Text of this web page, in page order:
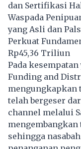
dan Sertifikasi
Waspada
yang Asli dan
Perkuat
Rp45,36 Triliun
Pada
Funding and
mengungkapkan
telah bergeser
channel melalui
sehingga